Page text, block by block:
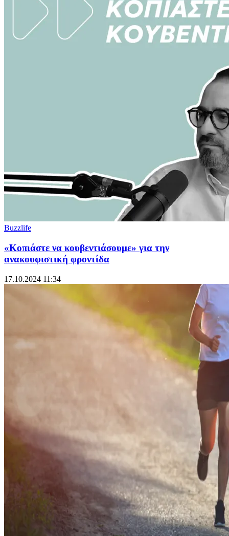
Buzzlife
«Κοπιάστε να κουβεντιάσουμε» για την
ανακουφιστική φροντίδα
17.10.2024 11:34